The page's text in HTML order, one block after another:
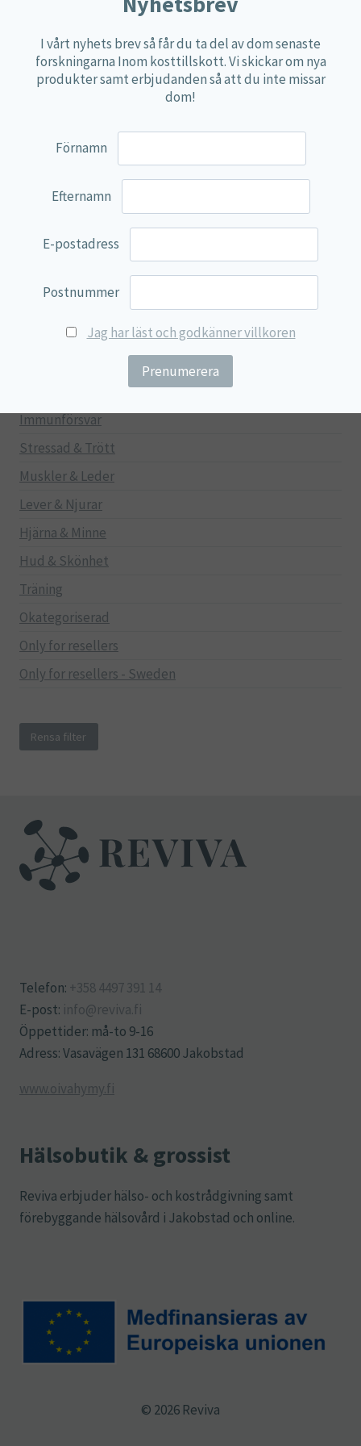
100% Natural
EVP Nutrition
Lamberts
Kenkou Selfcare
Immunförsvar
Stressad & Trött
Muskler & Leder
Lever & Njurar
Hjärna & Minne
Hud & Skönhet
Träning
Okategoriserad
Only for resellers
Only for resellers - Sweden
Rensa filter
Telefon: +358 4497 391 14
E-post: info@reviva.fi
Öppettider: må-to 9-16
Adress: Vasavägen 131 68600 Jakobstad
www.oivahymy.fi
Hälsobutik & grossist
Reviva erbjuder hälso- och kostrådgivning samt
förebyggande hälsovård i Jakobstad och online.
© 2026 Reviva
I vårt nyhets brev så får du ta del av dom senaste
forskningarna Inom kosttillskott. Vi skickar om nya
produkter samt erbjudanden så att du inte missar
dom!
Förnamn
Efternamn
E-postadress
Postnummer
Jag har läst och godkänner villkoren